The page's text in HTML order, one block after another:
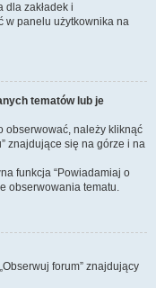
dla zakładek i
w panelu użytkownika na
tematów lub je
obserwować, należy kliknąć
znajdujące się na górze i na
funkcja “Powiadamiaj o
obserwowania tematu.
forum” znajdujący